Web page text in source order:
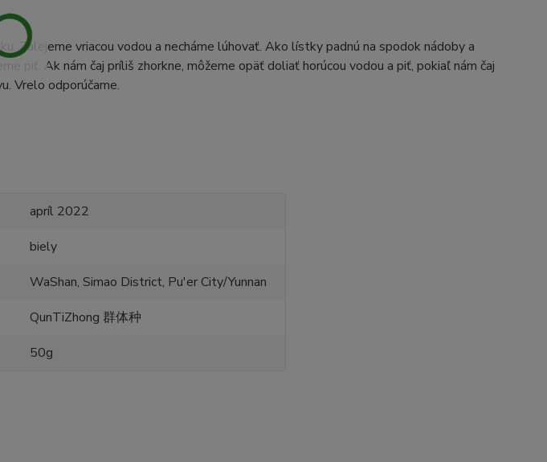
Zalejeme vriacou vodou a necháme lúhovať. Ako lístky padnú na spodok nádoby a
piť. Ak nám čaj príliš zhorkne, môžeme opäť doliať horúcou vodou a piť, pokiaľ nám čaj
Vrelo odporúčame.
apríl 2022
biely
WaShan, Simao District, Pu'er City/Yunnan
QunTiZhong 群体种
50g